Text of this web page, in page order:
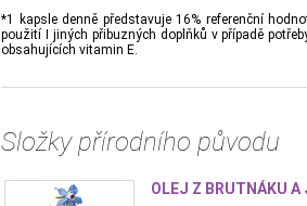
*1 kapsle denně představuje 16% referenční
použití I jiných přibuzných doplňků v případě
obsahujících vitamin E.
Složky přírodního původu
OLEJ Z BRUTNÁKU A